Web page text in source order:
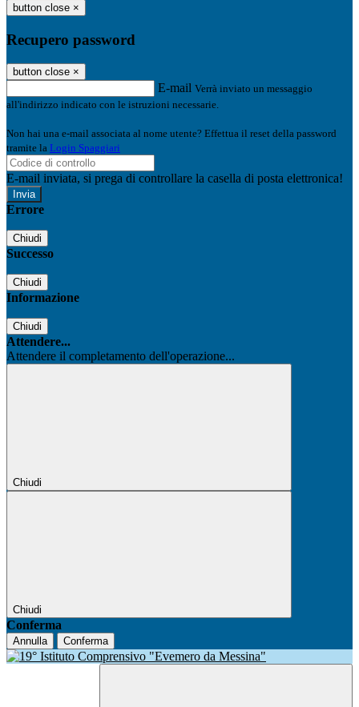
button close ×
Recupero password
button close ×
E-mail Verrà inviato un messaggio
all'indirizzo indicato con le istruzioni necessarie.
Non hai una e-mail associata al nome utente? Effettua il reset della password
tramite la Login Spaggiari
E-mail inviata, si prega di controllare la casella di posta elettronica!
Errore
Chiudi
Successo
Chiudi
Informazione
Chiudi
Attendere...
Attendere il completamento dell'operazione...
Chiudi
Chiudi
Conferma
Annulla Conferma